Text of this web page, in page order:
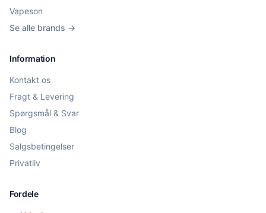
Vapeson
Se alle brands →
Information
Kontakt os
Fragt & Levering
Spørgsmål & Svar
Blog
Salgsbetingelser
Privatliv
Fordele